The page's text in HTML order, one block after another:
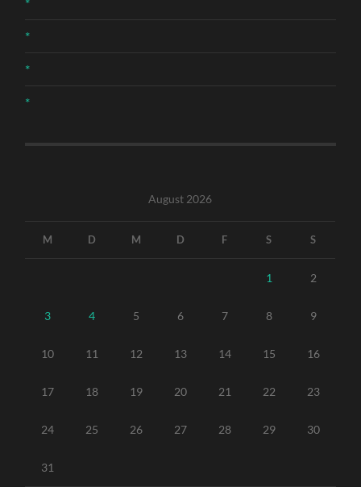
*
*
*
August 2026
M D M D F S S
1 2
3 4 5 6 7 8 9
10 11 12 13 14 15 16
17 18 19 20 21 22 23
24 25 26 27 28 29 30
31